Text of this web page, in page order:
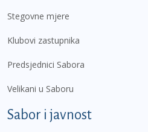
Stegovne mjere
Klubovi zastupnika
Predsjednici Sabora
Velikani u Saboru
Sabor i javnost